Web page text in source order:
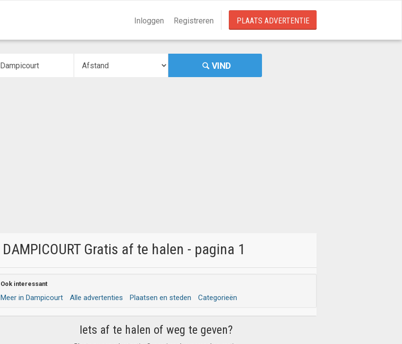
Inloggen Registreren PLAATS ADVERTENTIE
VIND
DAMPICOURT Gratis af te halen - pagina 1
Ook interessant
Meer in Dampicourt Alle advertenties Plaatsen en steden Categorieën
Iets af te halen of weg te geven?